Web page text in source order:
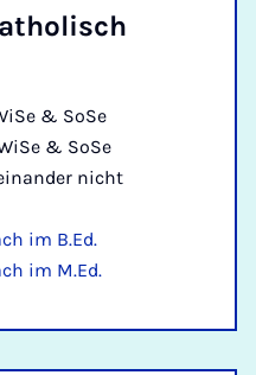
& SoSe
& SoSe
nicht
im B.Ed.
im M.Ed.